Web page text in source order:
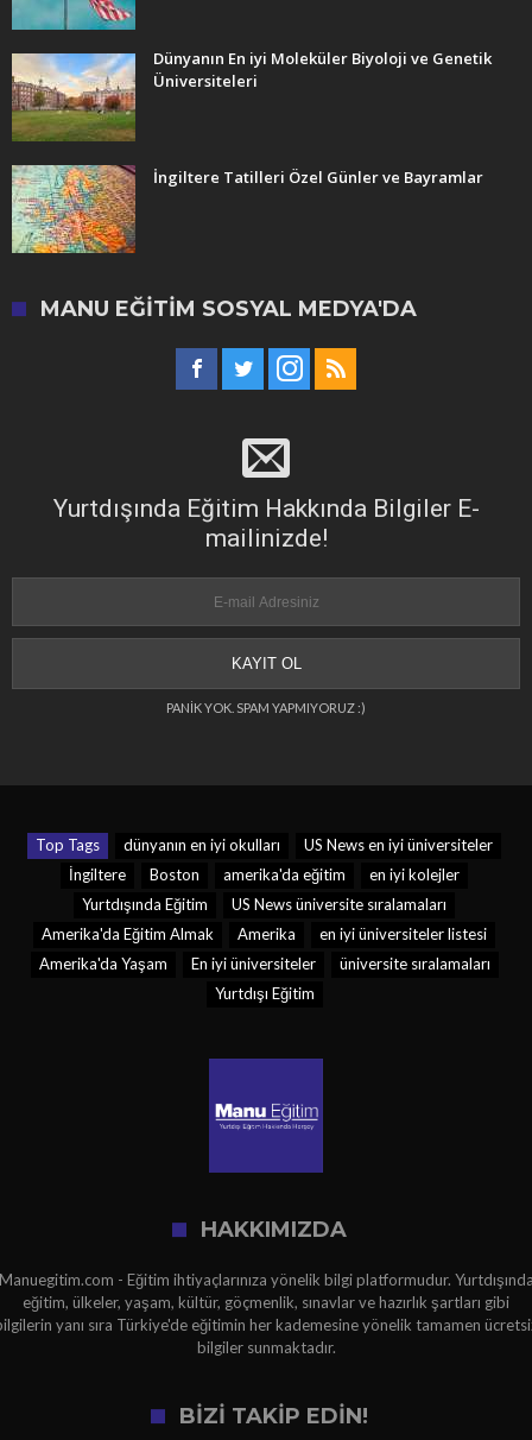
Dünyanın En iyi Moleküler Biyoloji ve Genetik
Üniversiteleri
İngiltere Tatilleri Özel Günler ve Bayramlar
MANU EĞITIM SOSYAL MEDYA'DA
Yurtdışında Eğitim Hakkında Bilgiler E-
mailinizde!
PANİK YOK. SPAM YAPMIYORUZ :)
Top Tags dünyanın en iyi okulları
US News en iyi üniversiteler
İngiltere
Boston amerika'da eğitim
en iyi kolejler
Yurtdışında Eğitim
US News üniversite sıralamaları
Amerika'da Eğitim Almak
Amerika
en iyi üniversiteler listesi
Amerika'da Yaşam
En iyi üniversiteler
üniversite sıralamaları
Yurtdışı Eğitim
HAKKIMIZDA
- Eğitim ihtiyaçlarınıza yönelik bilgi platformudur.
eğitim, ülkeler, yaşam, kültür, göçmenlik, sınavlar ve hazırlık şartları gibi
yanı sıra Türkiye'de eğitimin her kademesine yönelik tamamen
bilgiler sunmaktadır.
BİZİ TAKİP EDİN!